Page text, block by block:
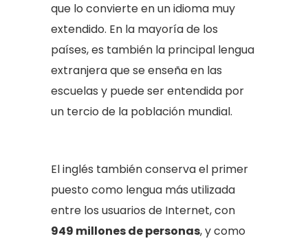
que lo convierte en un idioma muy
extendido. En la mayoría de los
países, es también la principal lengua
extranjera que se enseña en las
escuelas y puede ser entendida por
un tercio de la población mundial.
El inglés también conserva el primer
puesto como lengua más utilizada
entre los usuarios de Internet, con
949 millones de personas, y como